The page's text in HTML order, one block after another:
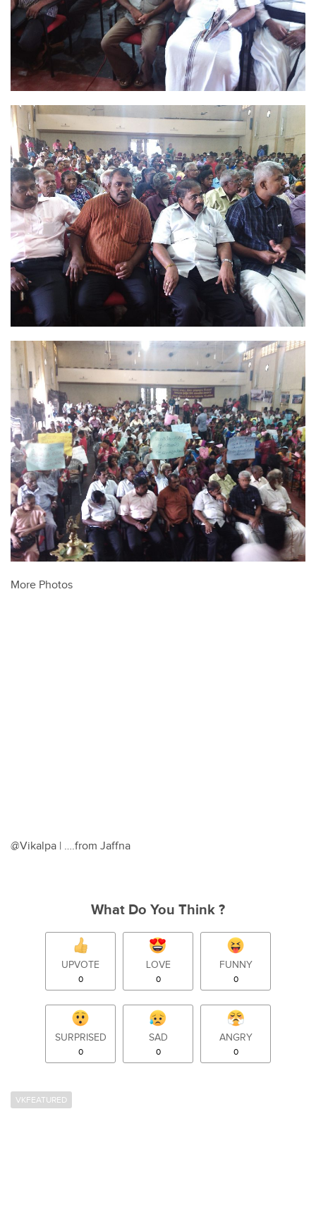
More Photos
@Vikalpa | ….from Jaffna
What Do You Think ?
UPVOTE
0
LOVE
0
FUNNY
0
SURPRISED
0
SAD
0
ANGRY
0
VKFEATURED